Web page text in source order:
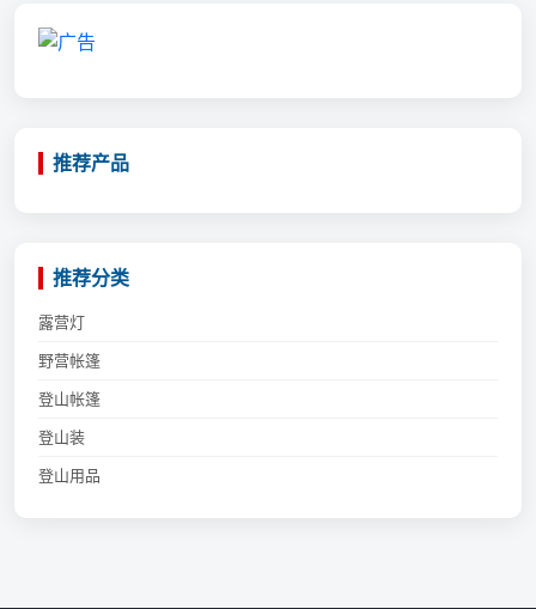
推荐产品
推荐分类
露营灯
野营帐篷
登山帐篷
登山装
登山用品